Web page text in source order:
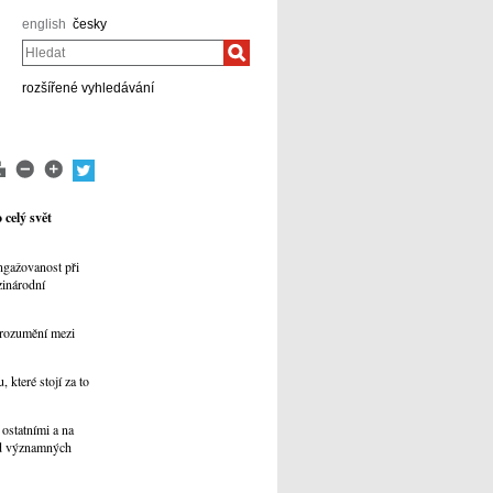
english česky
Hledat
rozšířené vyhledávání
svět
při
mezi
které stojí za to
a na
významných